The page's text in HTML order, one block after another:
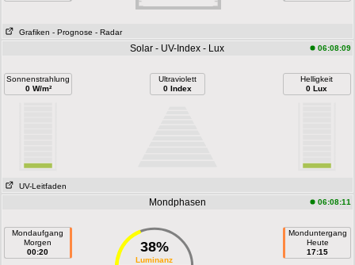
Grafiken - Prognose - Radar
Solar - UV-Index - Lux 06:08:09
Sonnenstrahlung
0 W/m²
Ultraviolett
0 Index
Helligkeit
0 Lux
UV-Leitfaden
Mondphasen 06:08:11
Mondaufgang
Morgen
00:20
38%
Luminanz
Monduntergang
Heute
17:15